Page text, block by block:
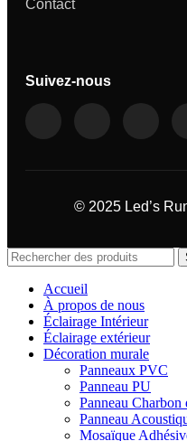
Contact
Suivez-nous
© 2025 Led’s
Accueil
À propos de nous
Éclairage Intérieur
Éclairage extérieur
Décoration murale
Panneaux PVC
Panneau PU
Panneau Charbon
Panneau
Mosaïque